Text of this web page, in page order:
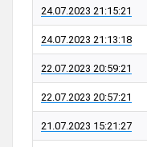
24.07.2023 21:15:21
24.07.2023 21:13:18
22.07.2023 20:59:21
22.07.2023 20:57:21
21.07.2023 15:21:27